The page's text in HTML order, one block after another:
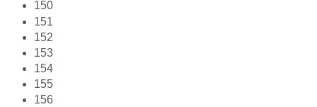
150
151
152
153
154
155
156